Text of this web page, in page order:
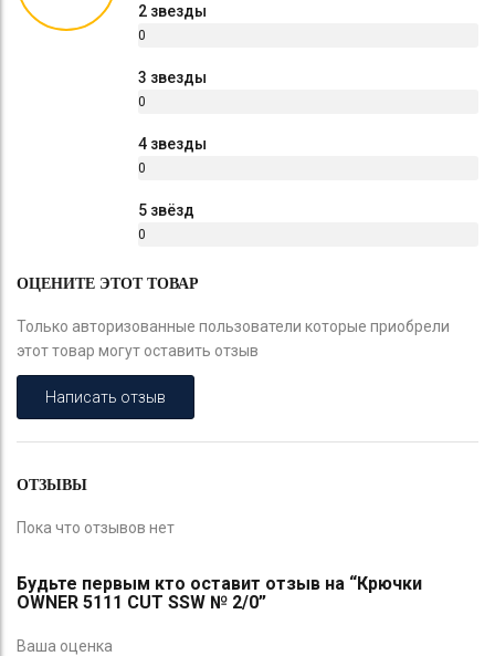
2 звезды
0
3 звезды
0
4 звезды
0
5 звёзд
0
ОЦЕНИТЕ ЭТОТ ТОВАР
Только авторизованные пользователи которые приобрели
этот товар могут оставить отзыв
Написать отзыв
ОТЗЫВЫ
Пока что отзывов нет
Будьте первым кто оставит отзыв на “Крючки
OWNER 5111 CUT SSW № 2/0”
Ваша оценка